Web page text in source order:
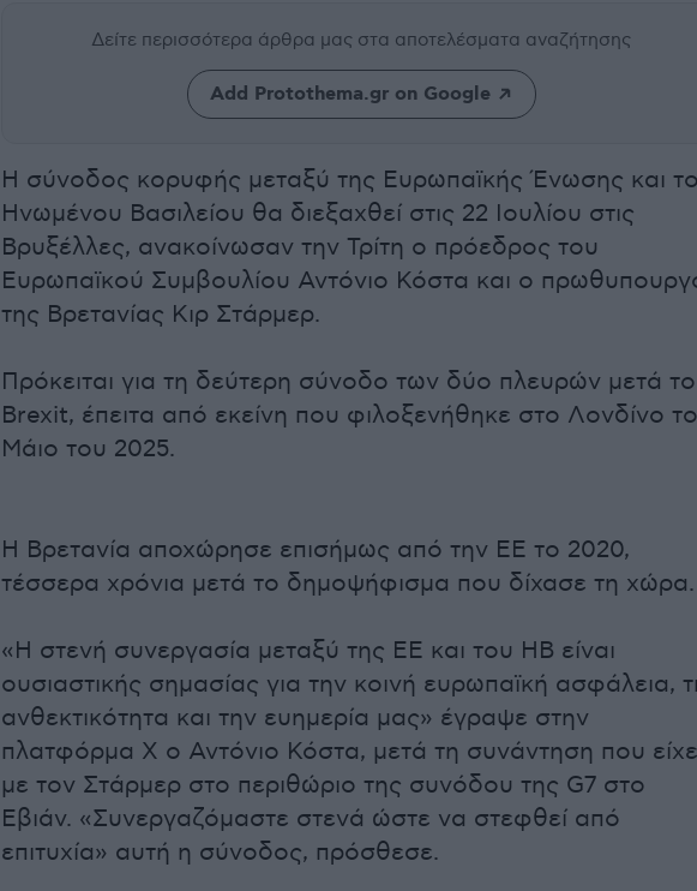
Δείτε περισσότερα άρθρα μας στα αποτελέσματα αναζήτησης
Add Protothema.gr on Google
Η σύνοδος κορυφής μεταξύ της Ευρωπαϊκής Ένωσης και
Ηνωμένου Βασιλείου θα διεξαχθεί στις 22 Ιουλίου στις
Βρυξέλλες, ανακοίνωσαν την Τρίτη ο πρόεδρος του
Ευρωπαϊκού Συμβουλίου Αντόνιο Κόστα και ο
της Βρετανίας Κιρ Στάρμερ.
Πρόκειται για τη δεύτερη σύνοδο των δύο πλευρών μετά το
Brexit, έπειτα από εκείνη που φιλοξενήθηκε στο Λονδίνο
Μάιο του 2025.
Η Βρετανία αποχώρησε επισήμως από την ΕΕ το 2020,
τέσσερα χρόνια μετά το δημοψήφισμα που δίχασε τη χώρα.
«Η στενή συνεργασία μεταξύ της ΕΕ και του ΗΒ είναι
ουσιαστικής σημασίας για την κοινή ευρωπαϊκή ασφάλεια,
ανθεκτικότητα και την ευημερία μας» έγραψε στην
πλατφόρμα Χ ο Αντόνιο Κόστα, μετά τη συνάντηση που είχε
με τον Στάρμερ στο περιθώριο της συνόδου της G7 στο
Εβιάν. «Συνεργαζόμαστε στενά ώστε να στεφθεί από
επιτυχία» αυτή η σύνοδος, πρόσθεσε.